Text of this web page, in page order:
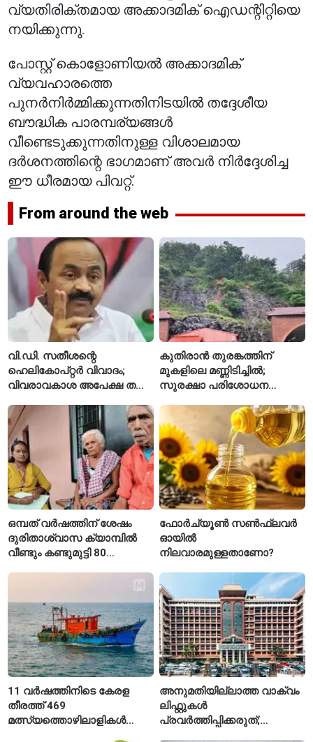
വ്യതിരിക്തമായ അക്കാദമിക് ഐഡന്റിറ്റിയെ
നയിക്കുന്നു.
പോസ്റ്റ് കൊളോണിയൽ അക്കാദമിക്
വ്യവഹാരത്തെ
പുനർനിർമ്മിക്കുന്നതിനിടയിൽ തദ്ദേശീയ
ബൗദ്ധിക പാരമ്പര്യങ്ങൾ
വീണ്ടെടുക്കുന്നതിനുള്ള വിശാലമായ
ദർശനത്തിന്റെ ഭാഗമാണ് അവർ നിർദ്ദേശിച്ച
ഈ ധീരമായ പിവറ്റ്.
From around the web
വി.ഡി. സതീശന്റെ
ഹെലികോപ്റ്റർ വിവാദം;
വിവരാവകാശ അപേക്ഷ തള്ളി
കുതിരാൻ തുരങ്കത്തിന്
മുകളിലെ മണ്ണിടിച്ചിൽ;
സുരക്ഷാ പരിശോധന
ഒമ്പത് വർഷത്തിന് ശേഷം
ദുരിതാശ്വാസ ക്യാമ്പിൽ
വീണ്ടും കണ്ടുമുട്ടി 80
ഫോർച്യൂൺ സൺഫ്ലവർ
ഓയിൽ
നിലവാരമുള്ളതാണോ?
11 വർഷത്തിനിടെ കേരള
തീരത്ത് 469
മത്സ്യത്തൊഴിലാളികൾ
അനുമതിയില്ലാത്ത വാക്വം
ലിഫ്റ്റുകൾ
പ്രവർത്തിപ്പിക്കരുത്;